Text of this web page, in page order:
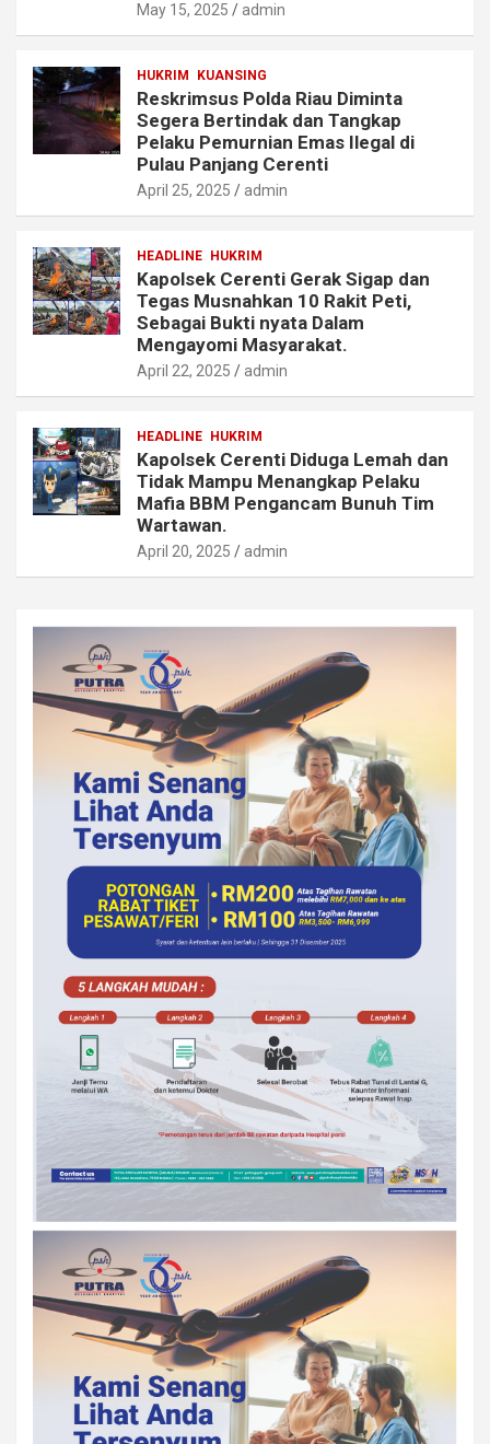
May 15, 2025 admin
HUKRIM KUANSING
Reskrimsus Polda Riau Diminta
Segera Bertindak dan Tangkap
Pelaku Pemurnian Emas Ilegal di
Pulau Panjang Cerenti
April 25, 2025 admin
HEADLINE HUKRIM
Kapolsek Cerenti Gerak Sigap dan
Tegas Musnahkan 10 Rakit Peti,
Sebagai Bukti nyata Dalam
Mengayomi Masyarakat.
April 22, 2025 admin
HEADLINE HUKRIM
Kapolsek Cerenti Diduga Lemah dan
Tidak Mampu Menangkap Pelaku
Mafia BBM Pengancam Bunuh Tim
Wartawan.
April 20, 2025 admin